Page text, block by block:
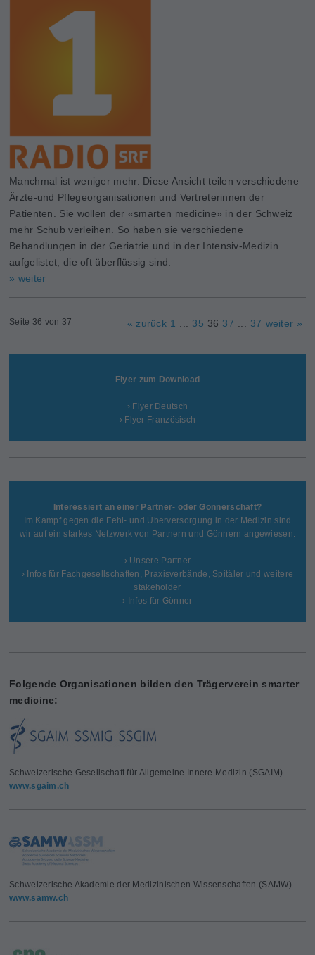
Manchmal ist weniger mehr. Diese Ansicht teilen verschiedene
Ärzte-und Pflegeorganisationen und Vertreterinnen der
Patienten. Sie wollen der «smarten medicine» in der Schweiz
mehr Schub verleihen. So haben sie verschiedene
Behandlungen in der Geriatrie und in der Intensiv-Medizin
aufgelistet, die oft überflüssig sind.
» weiter
Seite 36 von 37 « zurück 1 35 36 37 37 weiter »
Flyer zum Download
› Flyer Deutsch
› Flyer Französisch
Interessiert an einer Partner- oder Gönnerschaft?
Im Kampf gegen die Fehl- und Überversorgung in der Medizin sind
wir auf ein starkes Netzwerk von Partnern und Gönnern angewiesen.
› Unsere Partner
› Infos für Fachgesellschaften, Praxisverbände, Spitäler und weitere
stakeholder
› Infos für Gönner
Folgende Organisationen bilden den Trägerverein smarter
medicine:
Schweizerische Gesellschaft für Allgemeine Innere Medizin (SGAIM)
www.sgaim.ch
Schweizerische Akademie der Medizinischen Wissenschaften (SAMW)
www.samw.ch